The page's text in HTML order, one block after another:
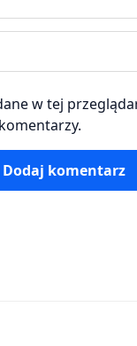
w tej
Dodaj komentarz